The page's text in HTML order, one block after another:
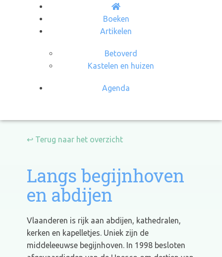
Boeken
Artikelen
Betoverd
Kastelen en huizen
Agenda
↩ Terug naar het overzicht
Langs begijnhoven
en abdijen
Vlaanderen is rijk aan abdijen, kathedralen,
kerken en kapelletjes. Uniek zijn de
middeleeuwse begijnhoven. In 1998 besloten